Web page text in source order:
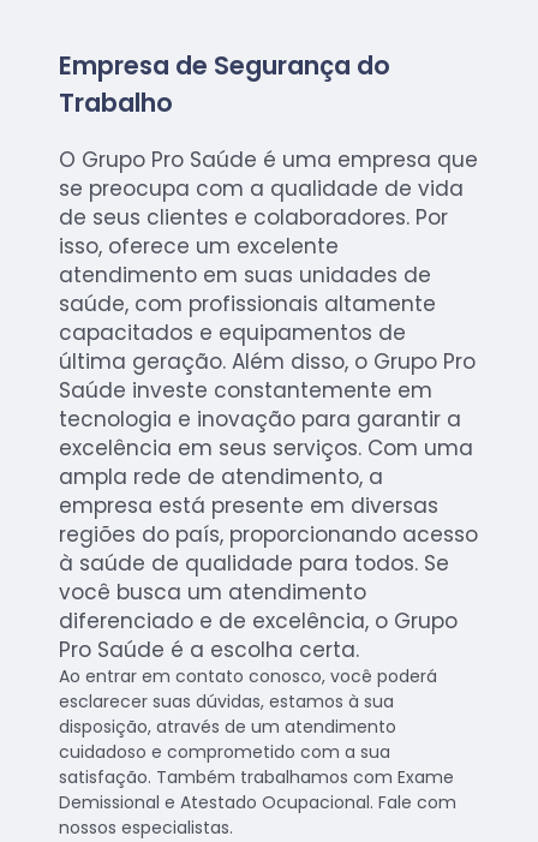
Empresa de Segurança do
Trabalho
O Grupo Pro Saúde é uma empresa que
se preocupa com a qualidade de vida
de seus clientes e colaboradores. Por
isso, oferece um excelente
atendimento em suas unidades de
saúde, com profissionais altamente
capacitados e equipamentos de
última geração. Além disso, o Grupo Pro
Saúde investe constantemente em
tecnologia e inovação para garantir a
excelência em seus serviços. Com uma
ampla rede de atendimento, a
empresa está presente em diversas
regiões do país, proporcionando acesso
à saúde de qualidade para todos. Se
você busca um atendimento
diferenciado e de excelência, o Grupo
Pro Saúde é a escolha certa.
Ao entrar em contato conosco, você poderá
esclarecer suas dúvidas, estamos à sua
disposição, através de um atendimento
cuidadoso e comprometido com a sua
satisfação. Também trabalhamos com Exame
Demissional e Atestado Ocupacional. Fale com
nossos especialistas.